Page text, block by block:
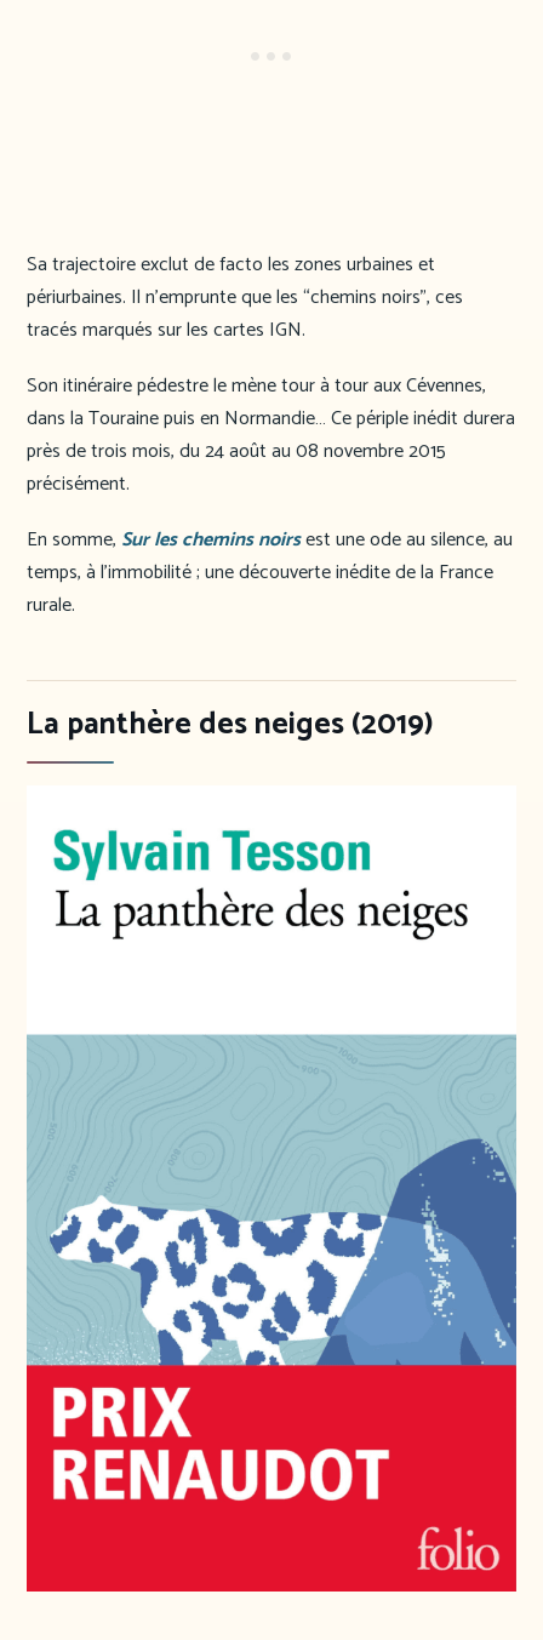
Sa trajectoire exclut de facto les zones urbaines et
périurbaines. Il n’emprunte que les “chemins noirs”, ces
tracés marqués sur les cartes IGN.
Son itinéraire pédestre le mène tour à tour aux Cévennes,
dans la Touraine puis en Normandie… Ce périple inédit durera
près de trois mois, du 24 août au 08 novembre 2015
précisément.
En somme, Sur les chemins noirsest une ode au silence, au
temps, à l’immobilité ; une découverte inédite de la France
rurale.
La panthère des neiges (2019)